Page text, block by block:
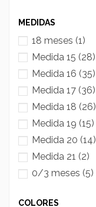
MEDIDAS
18 meses (1)
Medida 15 (28)
Medida 16 (35)
Medida 17 (36)
Medida 18 (26)
Medida 19 (15)
Medida 20 (14)
Medida 21 (2)
0/3 meses (5)
COLORES